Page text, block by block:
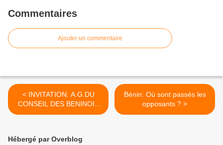
Commentaires
Ajouter un commentaire
< INVITATION: A.G.DU
CONSEIL DES BENINOIS
DE France (C.B.F.)
Bénin: Où sont passés les
opposants ? >
Hébergé par Overblog